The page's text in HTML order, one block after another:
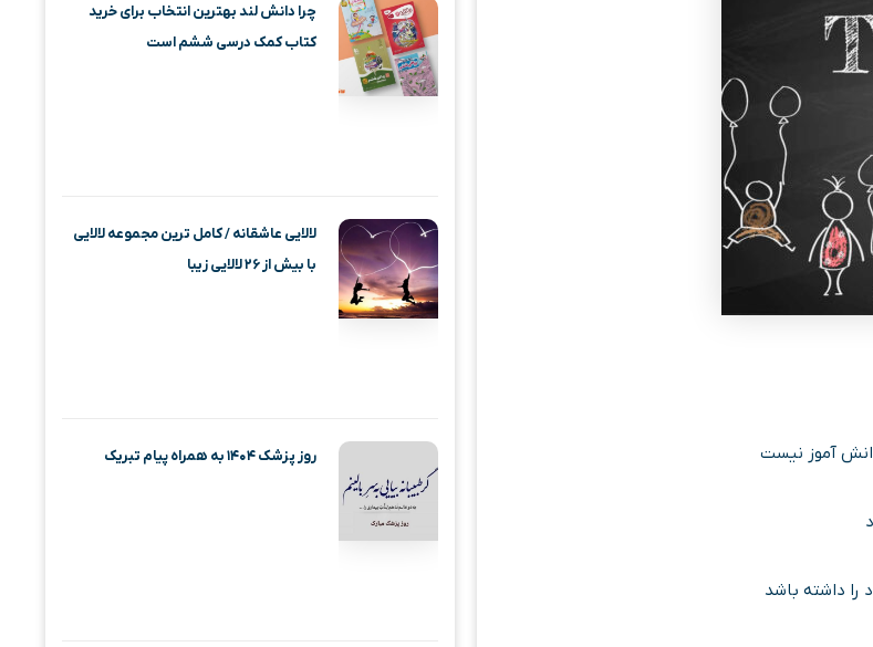
آموز نیست
را داشته باشد
چرا دانش لند بهترین انتخاب برای خرید
کتاب کمک درسی ششم است
لالایی عاشقانه / کامل ترین مجموعه لالایی
با بیش از ۲۶ لالایی زیبا
روز پزشک ۱۴۰۴ به همراه پیام تبریک